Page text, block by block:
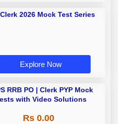
2026 Mock Test Series
Explore Now
RRB PO | Clerk PYP Mock
with Video Solutions
Rs 0.00